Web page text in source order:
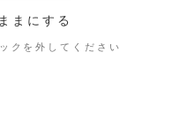
まにする
クを外してください